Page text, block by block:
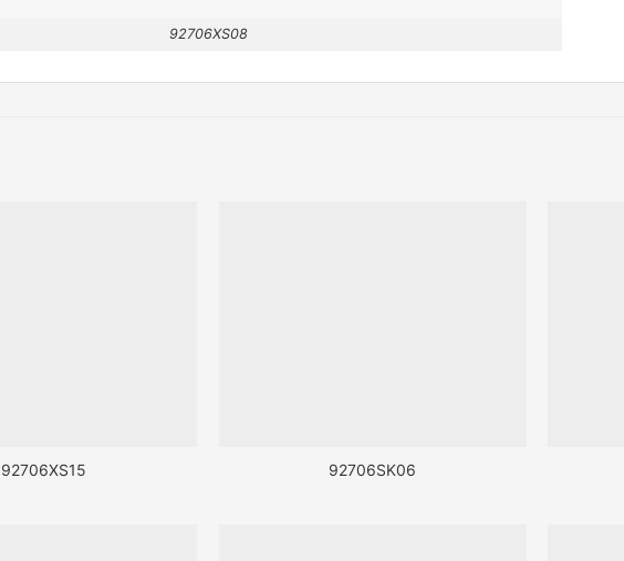
92706XS08
92706XS15 92706SK06